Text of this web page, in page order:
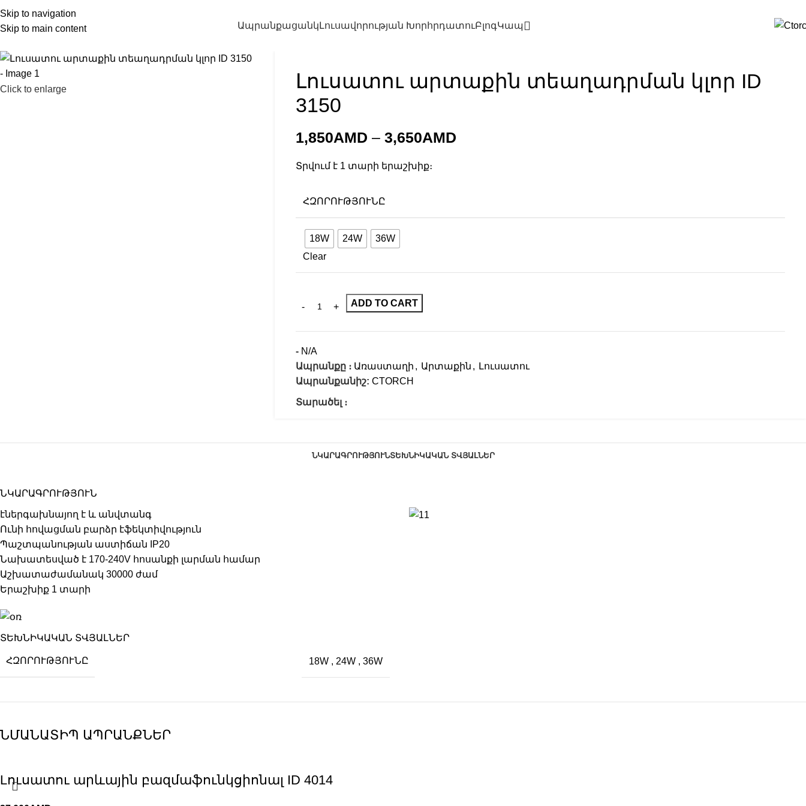
Skip to navigation
Skip to main content
ԱպրանքացանկԼուսավորության ԽորհրդատուԲլոգԿապ
Click to enlarge
Լուսատու արտաքին տեաղադրման կլոր ID
3150
1,850AMD – 3,650AMD
Տրվում է 1 տարի երաշխիք։
ՀԶՈՐՈՒԹՅՈՒՆԸ
18W 24W
36W
Clear
ADD TO CART
- N/A
Ապրանքը ։ Առաստաղի , Արտաքին , Լուսատու
Ապրանքանիշ: CTORCH
Տարածել ։
ՆԿԱՐԱԳՐՈՒԹՅՈՒՆՏԵԽՆԻԿԱԿԱՆ ՏՎՅԱԼՆԵՐ
ՆԿԱՐԱԳՐՈՒԹՅՈՒՆ
էներգախնայող է և անվտանգ
Ունի հովացման բարձր էֆեկտիվություն
Պաշտպանության աստիճան IP20
Նախատեսված է 170-240V հոսանքի լարման համար
Աշխատաժամանակ 30000 ժամ
Երաշխիք 1 տարի
ՏԵԽՆԻԿԱԿԱՆ ՏՎՅԱԼՆԵՐ
ՀԶՈՐՈՒԹՅՈՒՆԸ 18W , 24W , 36W
ՆՄԱՆԱՏԻՊ ԱՊՐԱՆՔՆԵՐ
Lուսատու արևային բազմաֆունկցիոնալ ID 4014